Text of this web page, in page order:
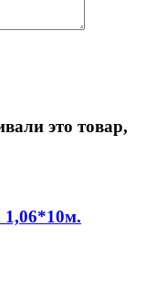
это товар,
1,06*10м.